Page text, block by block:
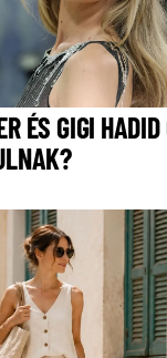
ÉS GIGI HADID